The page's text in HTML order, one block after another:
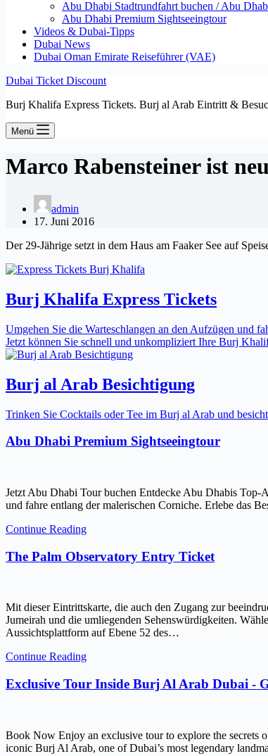
Abu Dhabi Stadtrundfahrt buchen / Abu
Abu Dhabi Premium Sightseeingtour
Videos & Dubai-Tipps
Dubai News
Dubai Oman Emirate Reiseführer (VAE)
Dubai Ticket Discount
Burj Khalifa Express Tickets. Burj al Arab Eintritt &
Menü
Marco Rabensteiner ist
admin
17. Juni 2016
Der 29-Jährige setzt in dem Haus am Faaker See auf
Burj Khalifa Express Tickets
Umgehen Sie die Warteschlangen an den Aufzügen und
Jetzt können Sie schnell und unkompliziert Ihre Burj
Burj al Arab Besichtigung
Trinken Sie Cocktails oder Tee im Burj al Arab und
Abu Dhabi Premium Sightseeingtour
Jetzt Abu Dhabi Tour buchen Entdecke Abu Dhabis Top-
und fahre entlang der malerischen Corniche. Erlebe das
Continue Reading
The Palm Observatory Entry Ticket
Mit dieser Eintrittskarte, die auch den Zugang zur
Jumeirah und die umliegenden Sehenswürdigkeiten.
Aussichtsplattform auf Ebene 52 des…
Continue Reading
Exclusive Tour Inside Burj Al Arab Dubai -
Book Now Enjoy an exclusive tour to explore the secrets
iconic Burj Al Arab, one of Dubai’s most legendary